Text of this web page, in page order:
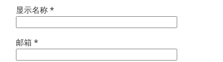
显示名称*
邮箱 *